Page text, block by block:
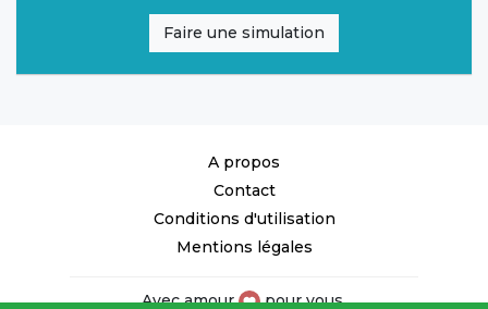
Faire une simulation
A propos
Contact
Conditions d'utilisation
Mentions légales
Avec amour pour vous.